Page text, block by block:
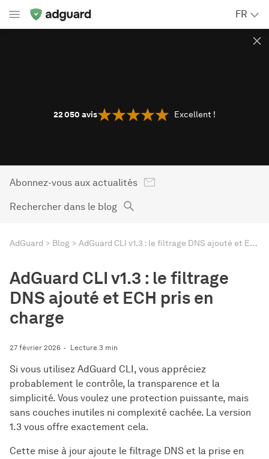
FR
22 050 avis Excellent !
Abonnez-vous aux actualités
Rechercher dans le blog
AdGuard Blog AdGuard CLI v1.3 : le filtrage DNS ajouté et ECH pris en charge
AdGuard CLI v1.3 : le filtrage
DNS ajouté et ECH pris en
charge
27 février 2026 Lecture 3 min
Si vous utilisez AdGuard CLI, vous appréciez
probablement le contrôle, la transparence et la
simplicité. Vous voulez une protection puissante, mais
sans couches inutiles ni complexité cachée. La version
1.3 vous offre exactement cela.
Cette mise à jour ajoute le filtrage DNS et la prise en